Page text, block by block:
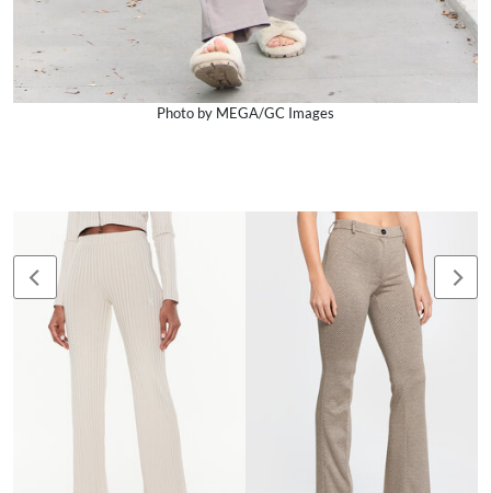
Photo by MEGA/GC Images